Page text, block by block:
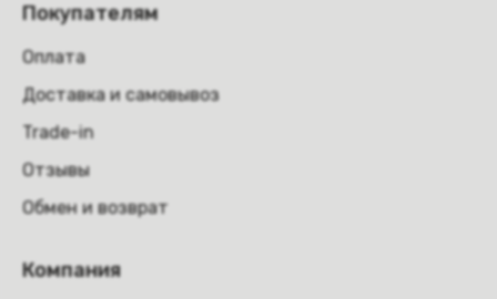
Покупателям
Оплата
Доставка и самовывоз
Trade-in
Отзывы
Обмен и возврат
Компания